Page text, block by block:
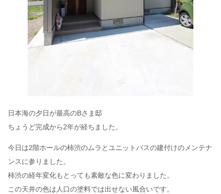
日本海の夕日が最高のBさま邸
ちょうど完成から2年が経ちました。
今日は2階ホールの柿渋のムラとユニットバスの建付けのメンテナ
ンスに参りました。
柿渋の経年変化もとっても素敵な色に変わりました。
この天井の色は人口の塗料では出せない風合いです。